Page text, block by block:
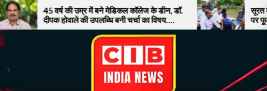
Skip
to
the
content
की उम्र में बने मेडिकल कॉलेज के डीन, डॉ.
होवाले की उपलब्धि बनी चर्चा का विषय….
सूरत में बाढ़ से बेहाल
पर फूटा गुस्सा!